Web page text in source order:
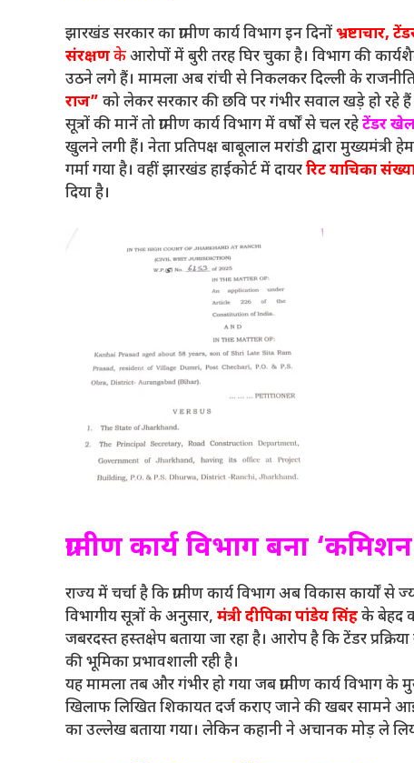
झारखंड सरकार का ग्रामीण कार्य विभाग इन दिनोंभ्रष्टाचार,
संरक्षणकेआरोपों में बुरी तरह घिर चुका है। विभाग की
उठने लगे हैं। मामला अब रांची से निकलकर दिल्ली के
राज” को लेकर सरकार की छवि पर गंभीर सवाल खड़े हो रहे
सूत्रों की मानें तो ग्रामीण कार्य विभाग में वर्षों से चल रहेटेंडर
खुलने लगी हैं। नेता प्रतिपक्ष बाबूलाल मरांडी द्वारा
गर्मा गया है। वहीं झारखंड हाईकोर्ट में दायररिट याचिका
दिया है।
ग्रामीण कार्य विभाग बना
राज्य में चर्चा है कि ग्रामीण कार्य विभाग अब विकास
विभागीय सूत्रों के अनुसार, मंत्री दीपिका पांडेय सिंहके बेहद
जबरदस्त हस्तक्षेप बताया जा रहा है। आरोप है कि टेंडर
की भूमिका प्रभावशाली रही है।
यह मामला तब और गंभीर हो गया जब ग्रामीण कार्य विभाग
खिलाफ लिखित शिकायत दर्ज कराए जाने की खबर सामने
का उल्लेख बताया गया। लेकिन कहानी ने अचानक मोड़ ले